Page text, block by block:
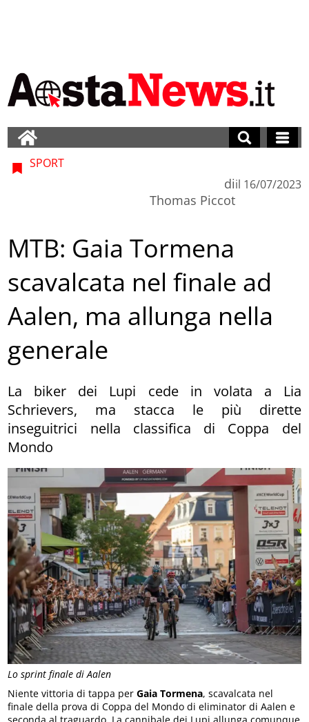
Lo sprint finale di Aalen
SPORT
di
Thomas Piccot
il 16/07/2023
MTB: Gaia Tormena
scavalcata nel finale ad
Aalen, ma allunga nella
generale
La biker dei Lupi cede in volata a Lia
Schrievers, ma stacca le più dirette
inseguitrici nella classifica di Coppa del
Mondo
Niente vittoria di tappa perGaia Tormena, scavalcata nel
finale della prova di Coppa del Mondo di eliminator di Aalen e